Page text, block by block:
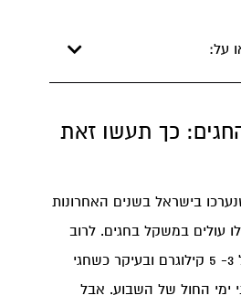
כך תעשו זאת
בישראל בשנים האחרונות
במשקל בחגים. לרוב
על ממוצע של 3- 5 קילוגרם ובעיקר כשחגי
החול של השבוע. אבל